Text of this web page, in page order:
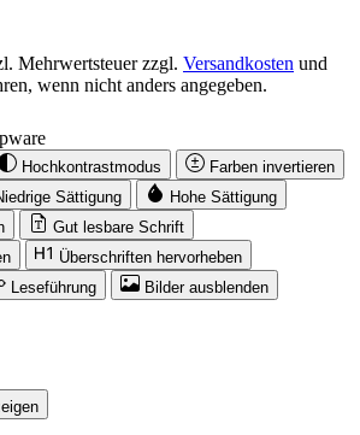
Mehrwertsteuer zzgl. Versandkosten und
wenn nicht anders angegeben.
Hochkontrastmodus
Farben invertieren
Sättigung
Hohe Sättigung
Gut lesbare Schrift
Überschriften hervorheben
Leseführung
Bilder ausblenden